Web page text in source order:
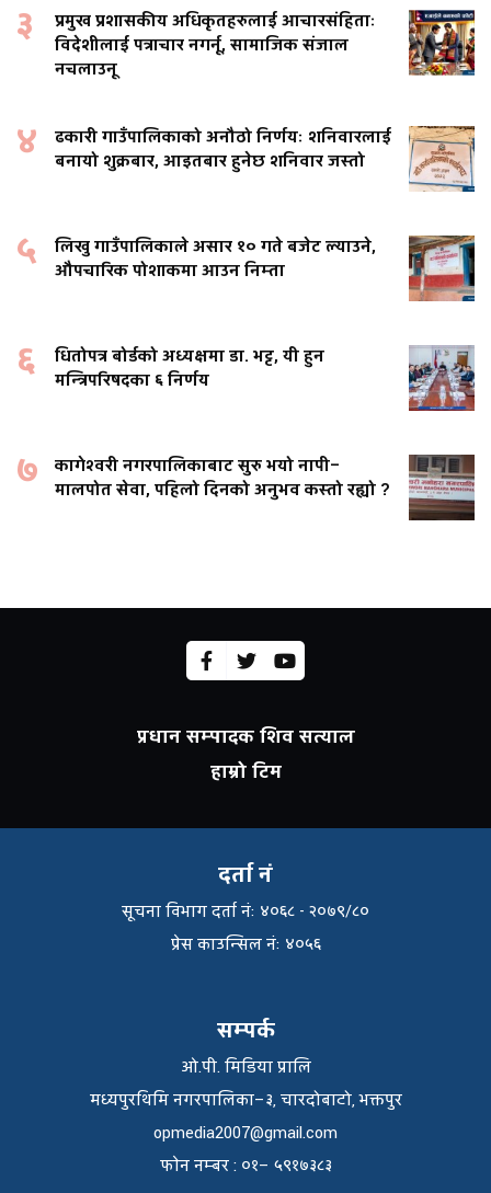
३
प्रमुख प्रशासकीय अधिकृतहरुलाई आचारसंहिताः
विदेशीलाई पत्राचार नगर्नू, सामाजिक संजाल
नचलाउनू
४
ढकारी गाउँपालिकाको अनौठो निर्णयः शनिवारलाई
बनायो शुक्रबार, आइतबार हुनेछ शनिवार जस्तो
५
लिखु गाउँपालिकाले असार १० गते बजेट ल्याउने,
औपचारिक पोशाकमा आउन निम्ता
६
धितोपत्र बोर्डको अध्यक्षमा डा. भट्ट, यी हुन
मन्त्रिपरिषदका ६ निर्णय
७
कागेश्वरी नगरपालिकाबाट सुरु भयो नापी–
मालपोत सेवा, पहिलो दिनको अनुभव कस्तो रह्यो ?
प्रधान सम्पादक शिव सत्याल
हाम्रो टिम
दर्ता नं
सूचना विभाग दर्ता नंः ४०६८ - २०७९/८०
प्रेस काउन्सिल नंः ४०५६
सम्पर्क
ओ.पी. मिडिया प्रालि
मध्यपुरथिमि नगरपालिका–३, चारदोबाटो, भक्तपुर
opmedia2007@gmail.com
फाेन नम्बर : ०१– ५९१७३८३